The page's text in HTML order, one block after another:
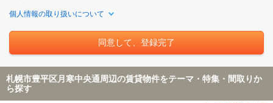
個人情報の取り扱いについて
札幌市豊平区月寒中央通周辺の賃貸物件をテーマ・特集・間取りか
ら探す